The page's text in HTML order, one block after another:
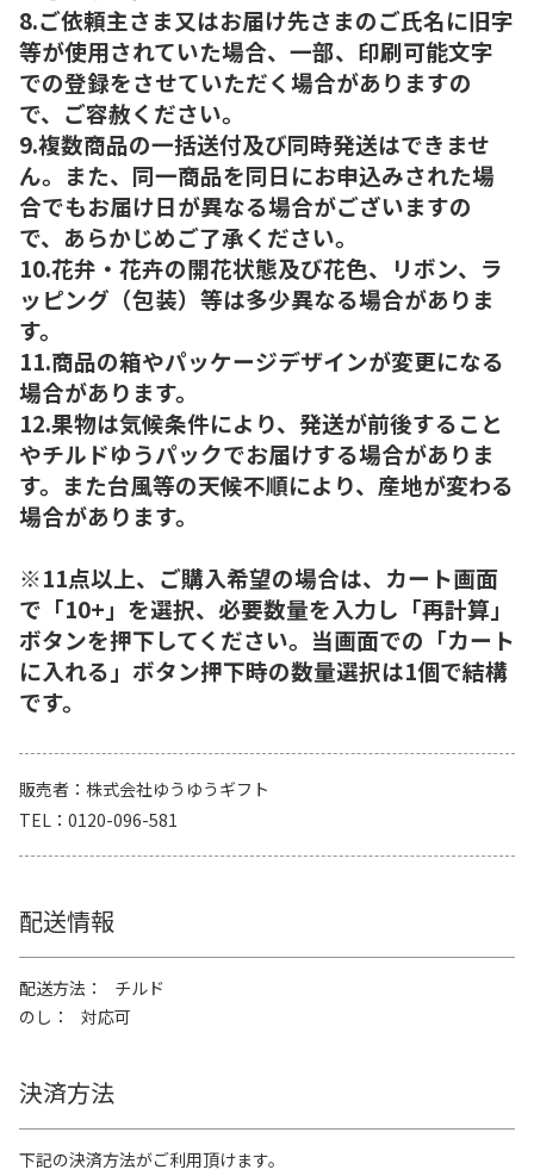
8.ご依頼主さま又はお届け先さまのご氏名に旧字
等が使用されていた場合、一部、印刷可能文字
での登録をさせていただく場合がありますの
で、ご容赦ください。
9.複数商品の一括送付及び同時発送はできませ
ん。また、同一商品を同日にお申込みされた場
合でもお届け日が異なる場合がございますの
で、あらかじめご了承ください。
10.花弁・花卉の開花状態及び花色、リボン、ラ
ッピング（包装）等は多少異なる場合がありま
す。
11.商品の箱やパッケージデザインが変更になる
場合があります。
12.果物は気候条件により、発送が前後すること
やチルドゆうパックでお届けする場合がありま
す。また台風等の天候不順により、産地が変わる
場合があります。
※11点以上、ご購入希望の場合は、カート画面
で「10+」を選択、必要数量を入力し「再計算」
ボタンを押下してください。当画面での「カート
に入れる」ボタン押下時の数量選択は1個で結構
です。
販売者
株式会社ゆうゆうギフト
TEL
0120-096-581
配送情報
配送方法
チルド
のし
対応可
決済方法
下記の決済方法がご利用頂けます。